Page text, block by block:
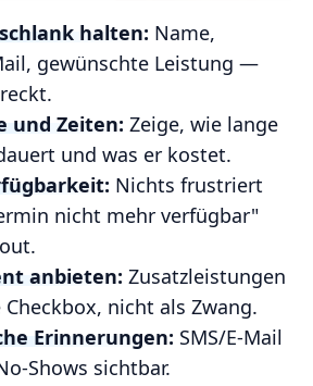
halten: Name,
gewünschte Leistung —
und Zeiten: Zeige, wie lange
und was er kostet.
Nichts frustriert
nicht mehr verfügbar"
anbieten: Zusatzleistungen
nicht als Zwang.
Erinnerungen: SMS/E‑Mail
sichtbar.